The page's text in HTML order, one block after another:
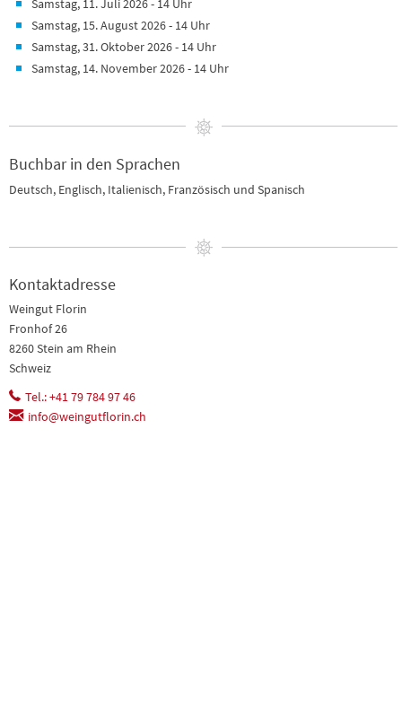
Samstag, 11. Juli 2026 - 14 Uhr
Samstag, 15. August 2026 - 14 Uhr
Samstag, 31. Oktober 2026 - 14 Uhr
Samstag, 14. November 2026 - 14 Uhr
Buchbar in den Sprachen
Deutsch, Englisch, Italienisch, Französisch und Spanisch
Kontaktadresse
Weingut Florin
Fronhof 26
8260 Stein am Rhein
Schweiz
Tel.: +41 79 784 97 46
info@weingutflorin.ch